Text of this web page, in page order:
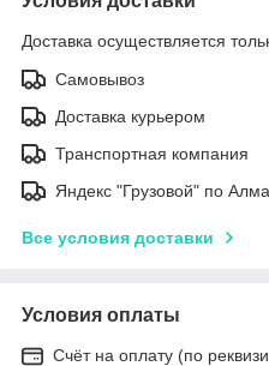
Доставка осуществляется
Самовывоз
Доставка курьером
Транспортная компания
Яндекс "Грузовой" по
Все условия доставки
Условия оплаты
Счёт на оплату (по